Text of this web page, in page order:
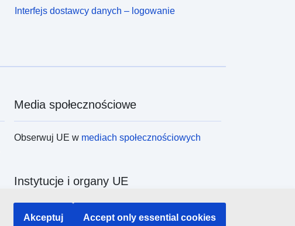
Interfejs dostawcy danych – logowanie
Media społecznościowe
Obserwuj UE w mediach społecznościowych
Instytucje i organy UE
Wyszukiwanie instytucji i organów UE
Akceptuj Accept only essential cookies